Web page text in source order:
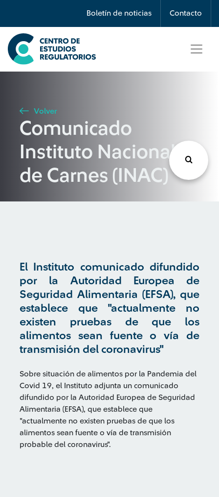
Boletín de noticias Contacto
Búsqueda
Seleccione país
Buscar
Volver
Comunicado
Instituto Nacional
de Carnes (INAC)
El Instituto comunicado difundido
por la Autoridad Europea de
Seguridad Alimentaria (EFSA), que
establece que "actualmente no
existen pruebas de que los
alimentos sean fuente o vía de
transmisión del coronavirus"
Sobre situación de alimentos por la Pandemia del
Covid 19, el Instituto adjunta un comunicado
difundido por la Autoridad Europea de Seguridad
Alimentaria (EFSA), que establece que
"actualmente no existen pruebas de que los
alimentos sean fuente o vía de transmisión
probable del coronavirus".